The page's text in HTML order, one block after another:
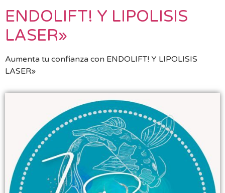
ENDOLIFT! Y LIPOLISIS
LASER»
Aumenta tu confianza con ENDOLIFT! Y LIPOLISIS
LASER»